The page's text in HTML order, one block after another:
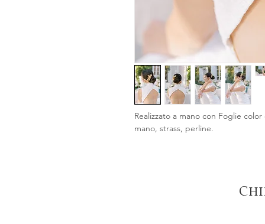
Realizzato a mano con Foglie
mano, strass, perline.